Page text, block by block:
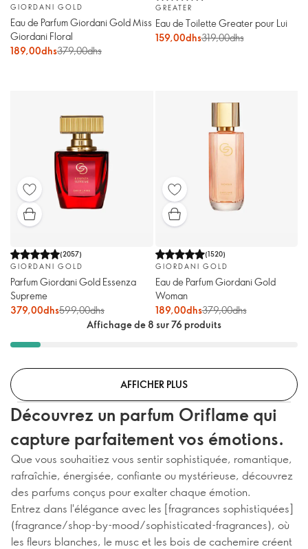
GIORDANI GOLD
Eau de Parfum Giordani Gold Miss
Giordani Floral
189,00dhs379,00dhs
GREATER
Eau de Toilette Greater pour Lui
159,00dhs319,00dhs
(2057)
GIORDANI GOLD
Parfum Giordani Gold Essenza
Supreme
379,00dhs599,00dhs
(1520)
GIORDANI GOLD
Eau de Parfum Giordani Gold
Woman
189,00dhs379,00dhs
Affichage de 8 sur 76 produits
AFFICHER PLUS
Découvrez un parfum Oriflame qui
capture parfaitement vos émotions.
Que vous souhaitiez vous sentir sophistiquée, romantique,
rafraîchie, énergisée, confiante ou mystérieuse, découvrez
des parfums conçus pour exalter chaque émotion.
Entrez dans l'élégance avec les [fragrances sophistiquées]
(fragrance/shop-by-mood/sophisticated-fragrances), où
les fleurs blanches, le musc et les bois de cachemire créent